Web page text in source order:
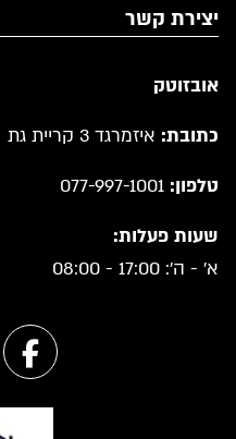
יצירת קשר
אובזוטק
כתובת: איזמרגד 3 קריית גת
טלפון: 077-997-1001
שעות פעלות:
א' - ה': 17:00 - 08:00